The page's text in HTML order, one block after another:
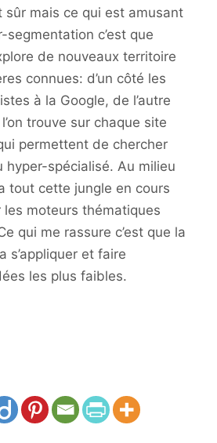
sûr mais ce qui est amusant
c’est que
de nouveaux territoire
connues: d’un côté les
à la Google, de l’autre
trouve sur chaque site
permettent de chercher
hyper-spécialisé. Au milieu
tout cette jungle en cours
moteurs thématiques
qui me rassure c’est que la
s’appliquer et faire
les plus faibles.